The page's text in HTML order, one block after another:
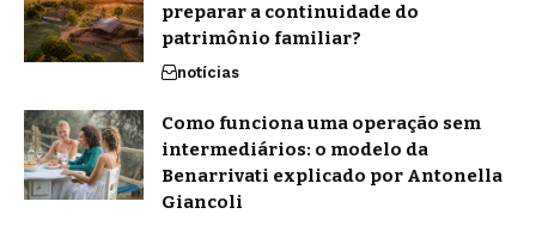
preparar a continuidade do
patrimônio familiar?
notícias
Como funciona uma operação sem
intermediários: o modelo da
Benarrivati explicado por Antonella
Giancoli